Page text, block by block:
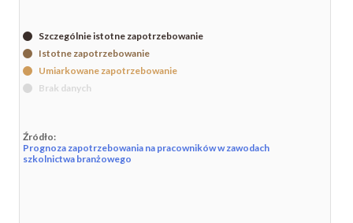
Szczególnie istotne zapotrzebowanie
Istotne zapotrzebowanie
Umiarkowane zapotrzebowanie
Brak danych
Źródło:
Prognoza zapotrzebowania na pracowników w zawodach
szkolnictwa branżowego